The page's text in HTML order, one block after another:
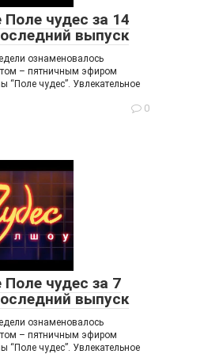
чудес за 14
выпуск
ознаменовалось
– пятничным эфиром
“Поле чудес”. Увлекательное
0
чудес за 7
выпуск
ознаменовалось
– пятничным эфиром
“Поле чудес”. Увлекательное